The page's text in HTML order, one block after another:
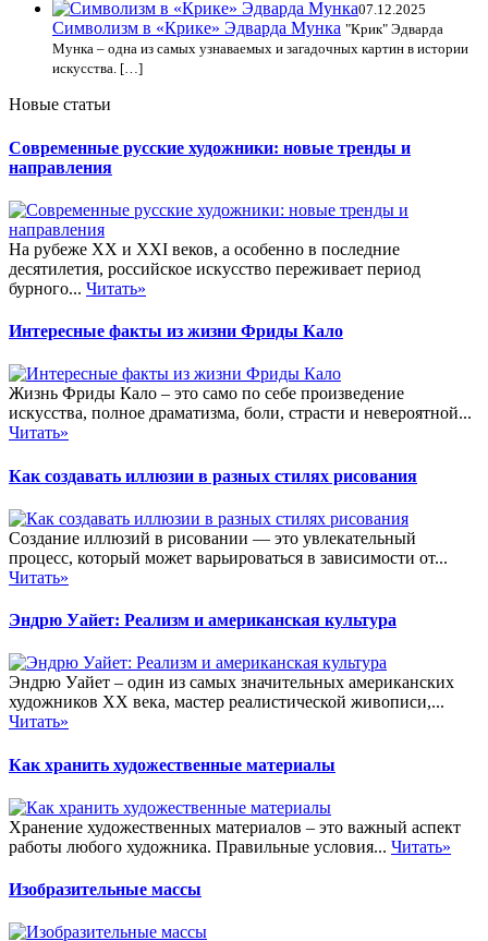
07.12.2025
Символизм в «Крике» Эдварда Мунка "Крик" Эдварда
Мунка – одна из самых узнаваемых и загадочных картин в истории
искусства. […]
Новые статьи
Современные русские художники: новые тренды и
направления
На рубеже XX и XXI веков, а особенно в последние
десятилетия, российское искусство переживает период
бурного... Читать»
Интересные факты из жизни Фриды Кало
Жизнь Фриды Кало – это само по себе произведение
искусства, полное драматизма, боли, страсти и невероятной...
Читать»
Как создавать иллюзии в разных стилях рисования
Создание иллюзий в рисовании — это увлекательный
процесс, который может варьироваться в зависимости от...
Читать»
Эндрю Уайет: Реализм и американская культура
Эндрю Уайет – один из самых значительных американских
художников XX века, мастер реалистической живописи,...
Читать»
Как хранить художественные материалы
Хранение художественных материалов – это важный аспект
работы любого художника. Правильные условия... Читать»
Изобразительные массы